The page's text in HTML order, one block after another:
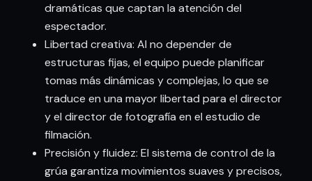
dramáticas que captan la atención del
espectador.
Libertad creativa: Al no depender de
estructuras fijas, el equipo puede planificar
tomas más dinámicas y complejas, lo que se
traduce en una mayor libertad para el director
y el director de fotografía en el estudio de
filmación.
Precisión y fluidez: El sistema de control de la
grúa garantiza movimientos suaves y precisos,